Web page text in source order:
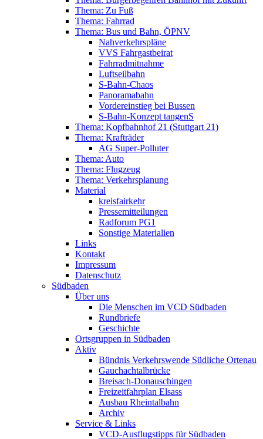
Thema: Zu Fuß
Thema: Fahrrad
Thema: Bus und Bahn, ÖPNV
Nahverkehrspläne
VVS Fahrgastbeirat
Fahrradmitnahme
Luftseilbahn
S-Bahn-Chaos
Panoramabahn
Vordereinstieg bei Bussen
S-Bahn-Konzept tangenS
Thema: Kopfbahnhof 21 (Stuttgart 21)
Thema: Krafträder
AG Super-Polluter
Thema: Auto
Thema: Flugzeug
Thema: Verkehrsplanung
Material
kreisfairkehr
Pressemitteilungen
Radforum PG1
Sonstige Materialien
Links
Kontakt
Impressum
Datenschutz
Südbaden
Über uns
Die Menschen im VCD Südbaden
Rundbriefe
Geschichte
Ortsgruppen in Südbaden
Aktiv
Bündnis Verkehrswende Südliche Ortenau
Gauchachtalbrücke
Breisach-Donauschingen
Freizeitfahrplan Elsass
Ausbau Rheintalbahn
Archiv
Service & Links
VCD-Ausflugstipps für Südbaden